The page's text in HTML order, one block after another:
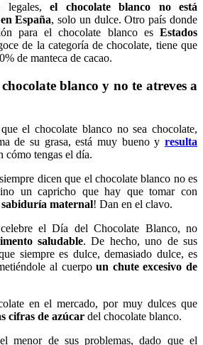
legales,el chocolate blanco no está
España, solo un dulce. Otro país donde
para el chocolate blanco esEstados
de la categoría de chocolate, tiene que
de manteca de cacao.
blanco y no te atreves a
el chocolate blanco no sea chocolate,
de su grasa, está muy bueno y resulta
cómo tengas el día.
siempre dicen que el chocolate blanco no es
un capricho que hay que tomar con
maternal! Dan en el clavo.
el Día del Chocolate Blanco, no
saludable. De hecho, uno de sus
siempre es dulce, demasiado dulce, es
al cuerpoun chute excesivo de
en el mercado, por muy dulces que
cifras de azúcar del chocolate blanco.
menor de sus problemas, dado que el